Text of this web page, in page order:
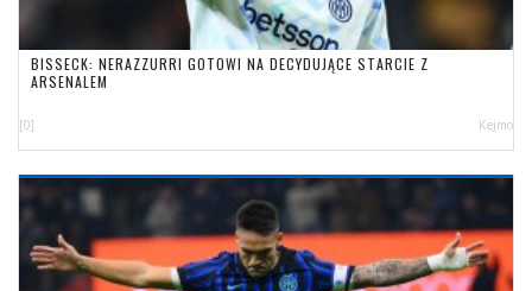
BISSECK: NERAZZURRI GOTOWI NA DECYDUJĄCE STARCIE Z
ARSENALEM
[0] Kejmo